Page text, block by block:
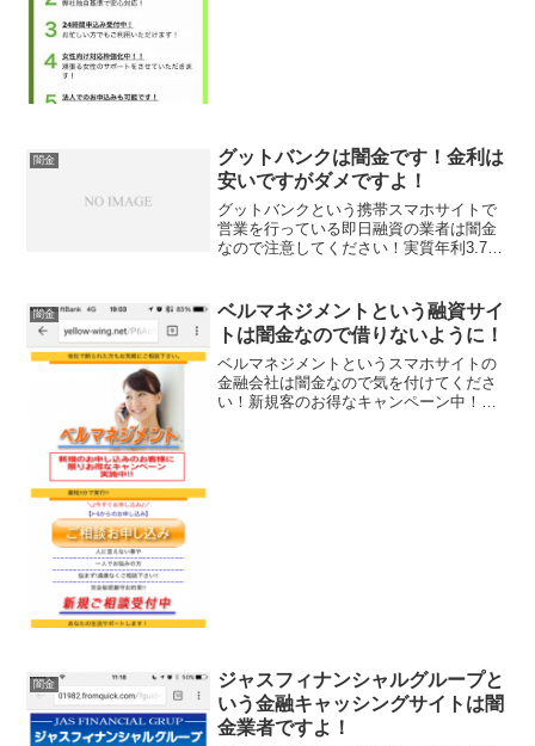
闇金
グットバンクは闇金です！金利は
安いですがダメですよ！
グットバンクという携帯スマホサイトで
営業を行っている即日融資の業者は闇金
なので注意してください！実質年利3.7％
連絡しないようにしましょうグットバン
ク東京都港区芝公...
闇金
ベルマネジメントという融資サイ
トは闇金なので借りないように！
ベルマネジメントというスマホサイトの
金融会社は闇金なので気を付けてくださ
い！新規客のお得なキャンペーン中！や
闇金
ジャスフィナンシャルグループと
いう金融キャッシングサイトは闇
金業者ですよ！